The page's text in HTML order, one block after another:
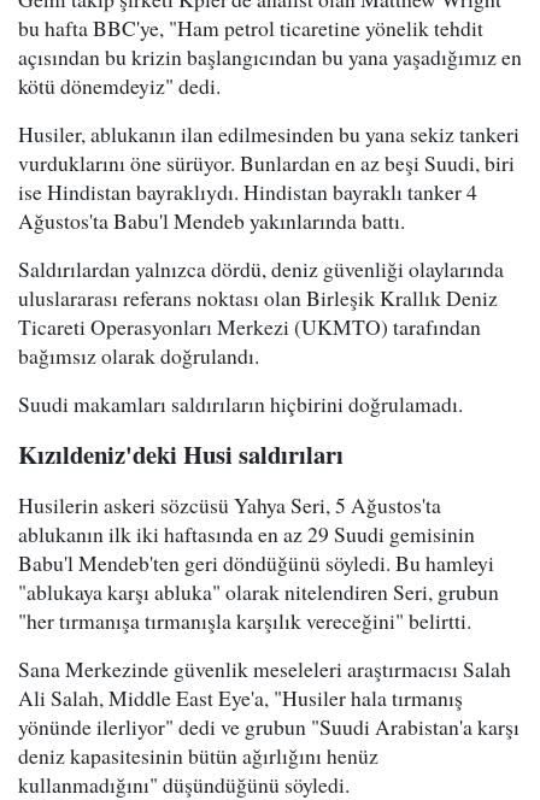
bu hafta BBC'ye, "Ham petrol ticaretine yönelik tehdit
açısından bu krizin başlangıcından bu yana yaşadığımız en
kötü dönemdeyiz" dedi.
Husiler, ablukanın ilan edilmesinden bu yana sekiz tankeri
vurduklarını öne sürüyor. Bunlardan en az beşi Suudi, biri
ise Hindistan bayraklıydı. Hindistan bayraklı tanker 4
Ağustos'ta Babu'l Mendeb yakınlarında battı.
Saldırılardan yalnızca dördü, deniz güvenliği olaylarında
uluslararası referans noktası olan Birleşik Krallık Deniz
Ticareti Operasyonları Merkezi (UKMTO) tarafından
bağımsız olarak doğrulandı.
Suudi makamları saldırıların hiçbirini doğrulamadı.
Kızıldeniz'deki Husi saldırıları
Husilerin askeri sözcüsü Yahya Seri, 5 Ağustos'ta
ablukanın ilk iki haftasında en az 29 Suudi gemisinin
Babu'l Mendeb'ten geri döndüğünü söyledi. Bu hamleyi
"ablukaya karşı abluka" olarak nitelendiren Seri, grubun
"her tırmanışa tırmanışla karşılık vereceğini" belirtti.
Sana Merkezinde güvenlik meseleleri araştırmacısı Salah
Ali Salah, Middle East Eye'a, "Husiler hala tırmanış
yönünde ilerliyor" dedi ve grubun "Suudi Arabistan'a karşı
deniz kapasitesinin bütün ağırlığını henüz
kullanmadığını" düşündüğünü söyledi.